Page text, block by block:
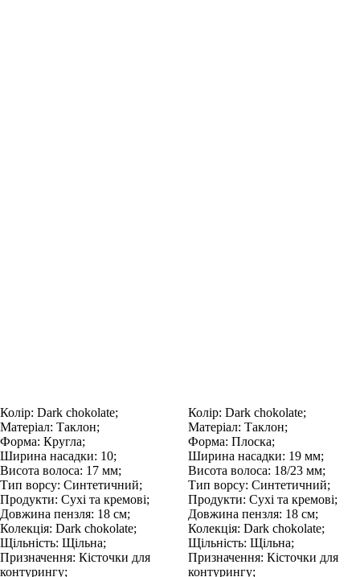
Колір: Dark chokolate;
Матеріал: Таклон;
Форма: Кругла;
Ширина насадки: 10;
Висота волоса: 17 мм;
Тип ворсу: Синтетичний;
Продукти: Сухі та кремові;
Довжина пензля: 18 см;
Колекція: Dark chokolate;
Щільність: Щільна;
Призначення: Кісточки для
контурингу;
Колір: Dark chokolate;
Матеріал: Таклон;
Форма: Плоска;
Ширина насадки: 19 мм;
Висота волоса: 18/23 мм;
Тип ворсу: Синтетичний;
Продукти: Сухі та кремові;
Довжина пензля: 18 см;
Колекція: Dark chokolate;
Щільність: Щільна;
Призначення: Кісточки для
контурингу;